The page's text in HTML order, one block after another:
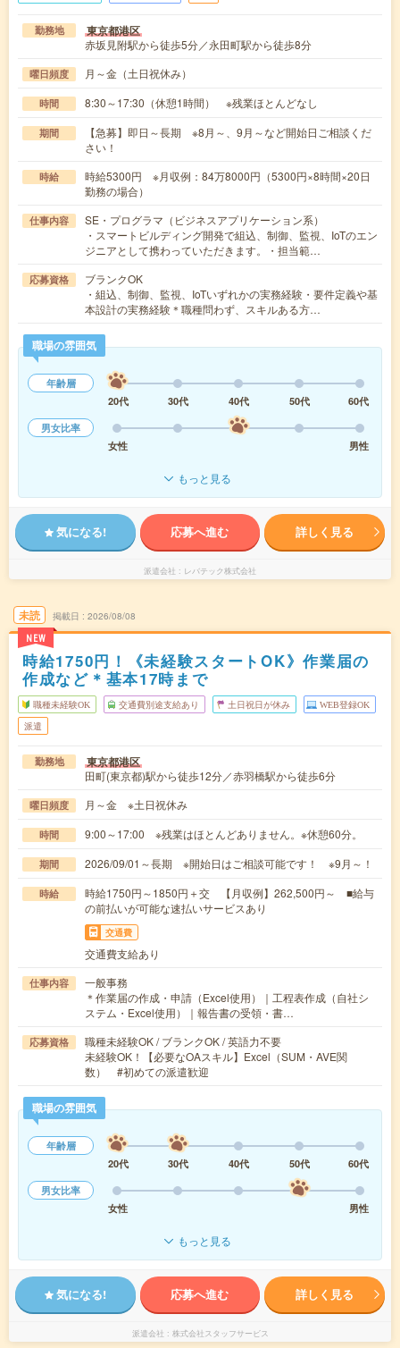
勤務地 東京都港区
赤坂見附駅から徒歩5分／永田町駅から徒歩8分
曜日頻度 月～金（土日祝休み）
時間 8:30～17:30（休憩1時間） ※残業ほとんどなし
期間
【急募】即日～長期 ※8月～、9月～など開始日ご相談くだ
さい！
時給
時給5300円 ※月収例：84万8000円（5300円×8時間×20日
勤務の場合）
仕事内容
SE・プログラマ（ビジネスアプリケーション系）
・スマートビルディング開発で組込、制御、監視、IoTのエン
ジニアとして携わっていただきます。・担当範…
応募資格
ブランクOK
・組込、制御、監視、IoTいずれかの実務経験・要件定義や基
本設計の実務経験＊職種問わず、スキルある方…
職場の雰囲気
年齢層
20代
30代 40代 50代
60代
男女比率
女性
男性
もっと見る
気になる! 応募へ進む 詳しく見る
派遣会社 レバテック株式会社
未読
NEW
掲載日 2026/08/08
時給1750円！《未経験スタートOK》作業届の
作成など＊基本17時まで
職種未経験OK 交通費別途支給あり 土日祝日が休み WEB登録OK
派遣
勤務地 東京都港区
田町(東京都)駅から徒歩12分／赤羽橋駅から徒歩6分
曜日頻度 月～金 ※土日祝休み
時間 9:00～17:00 ※残業はほとんどありません。※休憩60分。
期間 2026/09/01～長期 ※開始日はご相談可能です！ ※9月～！
時給
時給1750円～1850円＋交 【月収例】262,500円～ ■給与
の前払いが可能な速払いサービスあり
交通費
交通費支給あり
仕事内容
一般事務
＊作業届の作成・申請（Excel使用）｜工程表作成（自社シ
ステム・Excel使用）｜報告書の受領・書…
応募資格
職種未経験OK / ブランクOK / 英語力不要
未経験OK！【必要なOAスキル】Excel（SUM・AVE関
数） #初めての派遣歓迎
職場の雰囲気
年齢層
20代
30代 40代 50代
60代
男女比率
女性
男性
もっと見る
気になる! 応募へ進む 詳しく見る
派遣会社 株式会社スタッフサービス